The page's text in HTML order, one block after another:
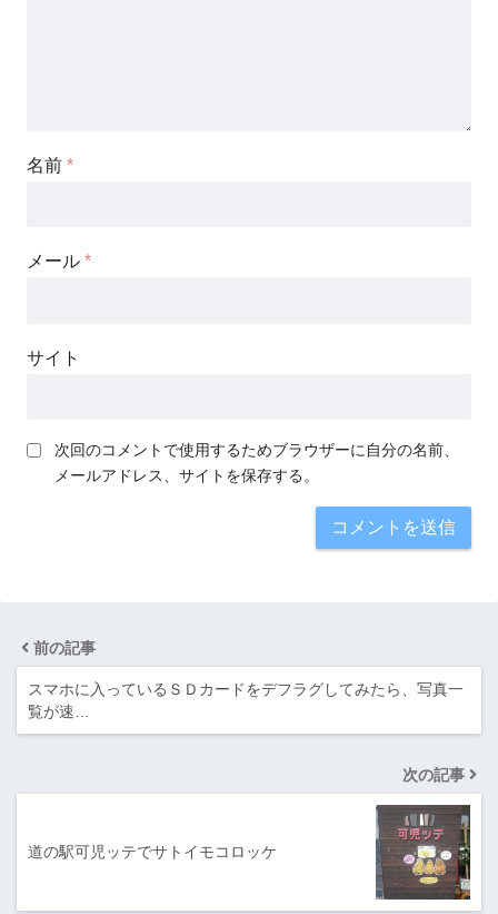
名前 *
メール *
サイト
次回のコメントで使用するためブラウザーに自分の名前、
メールアドレス、サイトを保存する。
前の記事
スマホに入っているＳＤカードをデフラグしてみたら、写真一
覧が速…
次の記事
道の駅可児ッテでサトイモコロッケ